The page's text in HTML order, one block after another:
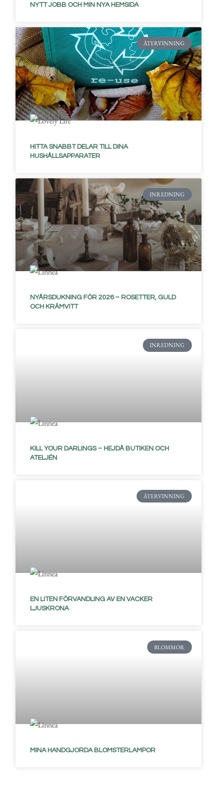
NYTT JOBB OCH MIN NYA HEMSIDA
ÅTERVINNING
HITTA SNABBT DELAR TILL DINA
HUSHÅLLSAPPARATER
INREDNING
NYÅRSDUKNING FÖR 2026 – ROSETTER, GULD
OCH KRÄMVITT
INREDNING
KILL YOUR DARLINGS – HEJDÅ BUTIKEN OCH
ATELJÉN
ÅTERVINNING
EN LITEN FÖRVANDLING AV EN VACKER
LJUSKRONA
BLOMMOR
MINA HANDGJORDA BLOMSTERLAMPOR